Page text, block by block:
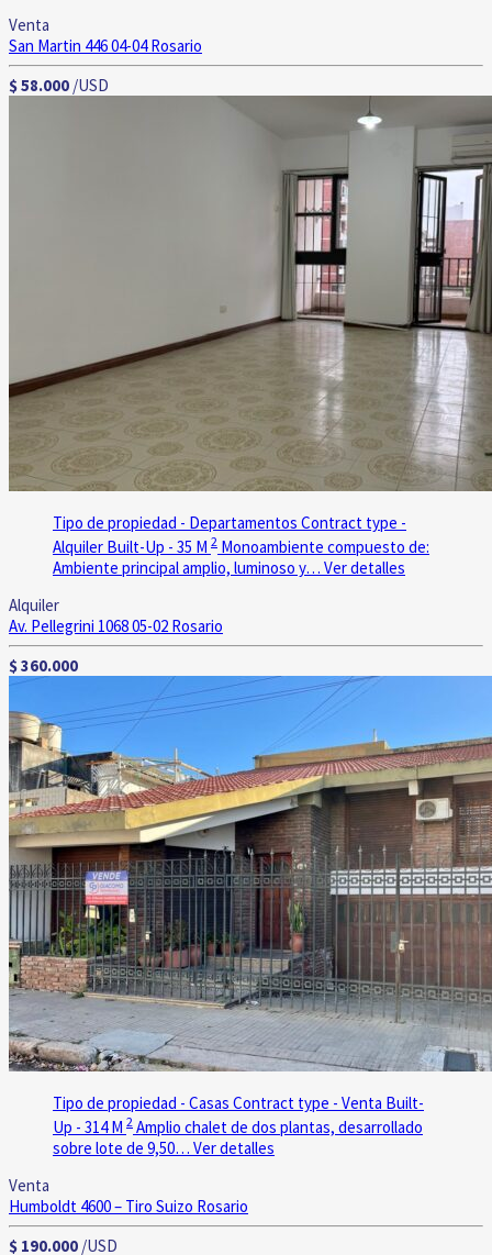
Venta
San Martin 446 04-04 Rosario
$ 58.000 /USD
Tipo de propiedad - Departamentos Contract type -
Alquiler Built-Up - 35 M 2 Monoambiente compuesto de:
Ambiente principal amplio, luminoso y… Ver detalles
Alquiler
Av. Pellegrini 1068 05-02 Rosario
$ 360.000
Tipo de propiedad - Casas Contract type - Venta Built-
Up - 314 M 2 Amplio chalet de dos plantas, desarrollado
sobre lote de 9,50… Ver detalles
Venta
Humboldt 4600 – Tiro Suizo Rosario
$ 190.000 /USD